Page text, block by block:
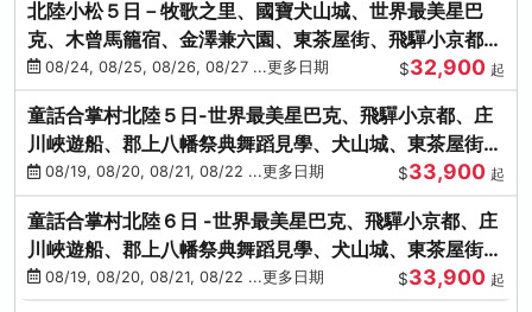
北陸小松５日－牧歌之里、國寶犬山城、世界最美星巴
克、木曾馬籠宿、金澤兼六園、東茶屋街、飛驒小京都、
白川鄉合掌村
08/24, 08/25, 08/26, 08/27 ...更多日期 $32,900 起
童話合掌村北陸５日-世界最美星巴克、飛驒小京都、庄
川峽遊船、郡上八幡祭典舞蹈見學、犬山城、東茶屋街、
松葉蟹、金箔冰淇淋
08/19, 08/20, 08/21, 08/22 ...更多日期 $33,900 起
童話合掌村北陸６日 -世界最美星巴克、飛驒小京都、庄
川峽遊船、郡上八幡祭典舞蹈見學、犬山城、東茶屋街、
松葉蟹、金箔冰淇淋
08/19, 08/20, 08/21, 08/22 ...更多日期 $33,900 起